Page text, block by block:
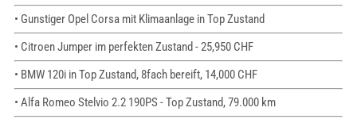
• Gunstiger Opel Corsa mit Klimaanlage in Top Zustand
• Citroen Jumper im perfekten Zustand - 25,950 CHF
• BMW 120i in Top Zustand, 8fach bereift, 14,000 CHF
• Alfa Romeo Stelvio 2.2 190PS - Top Zustand, 79.000 km